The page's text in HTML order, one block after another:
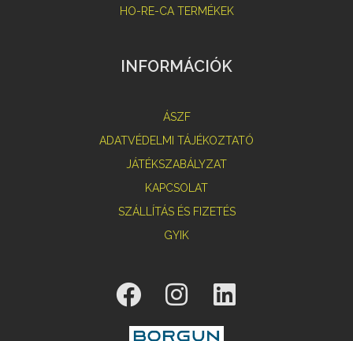
HO-RE-CA TERMÉKEK
INFORMÁCIÓK
ÁSZF
ADATVÉDELMI TÁJÉKOZTATÓ
JÁTÉKSZABÁLYZAT
KAPCSOLAT
SZÁLLÍTÁS ÉS FIZETÉS
GYIK